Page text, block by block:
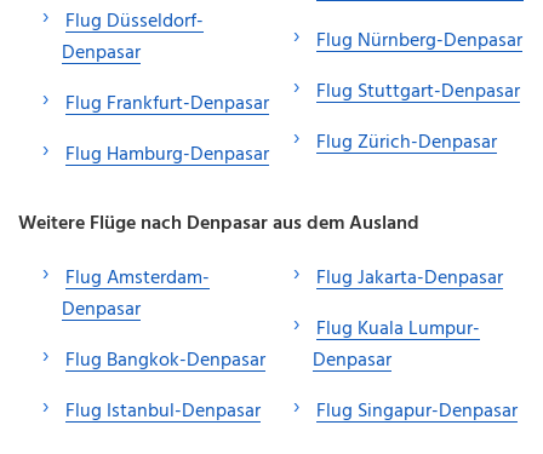
Flug Düsseldorf-
Denpasar
Flug Frankfurt-Denpasar
Flug Hamburg-Denpasar
Flug Nürnberg-Denpasar
Flug Stuttgart-Denpasar
Flug Zürich-Denpasar
Weitere Flüge nach Denpasar aus dem Ausland
Flug Amsterdam-
Denpasar
Flug Bangkok-Denpasar
Flug Istanbul-Denpasar
Flug Jakarta-Denpasar
Flug Kuala Lumpur-
Denpasar
Flug Singapur-Denpasar